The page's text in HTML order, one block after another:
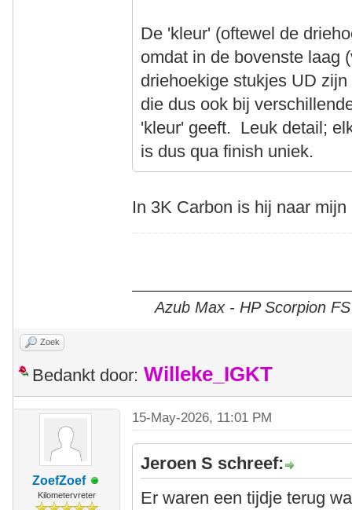
De 'kleur' (oftewel de
omdat in de bovenste laag
driehoekige stukjes UD
die dus ook bij
'kleur' geeft. Leuk detail;
is dus qua finish uniek.
In 3K Carbon is hij naar
Azub Max - HP Scorpion FS
Zoek
Bedankt door: Willeke_IGKT
ZoefZoef
Kilometervreter
15-May-2026, 11:01 PM
Jeroen S schreef:
Er waren een tijdje terug